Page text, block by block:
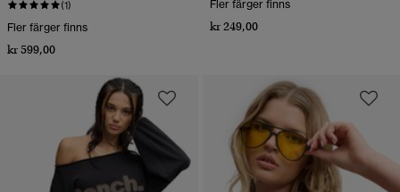
(1)
Fler färger finns
kr 599,00
Fler färger finns
kr 249,00